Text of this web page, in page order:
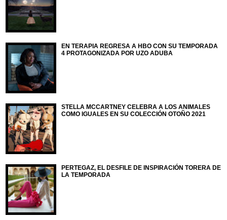
EN TERAPIA REGRESA A HBO CON SU TEMPORADA
4 PROTAGONIZADA POR UZO ADUBA
STELLA MCCARTNEY CELEBRA A LOS ANIMALES
COMO IGUALES EN SU COLECCIÓN OTOÑO 2021
PERTEGAZ, EL DESFILE DE INSPIRACIÓN TORERA DE
LA TEMPORADA